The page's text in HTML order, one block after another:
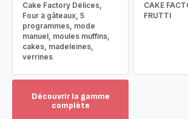
Cake Factory Délices,
Four à gâteaux, 5
programmes, mode
manuel, moules muffins,
cakes, madeleines,
verrines
CAKE
FRUTTI
Découvrir la gamme
complète